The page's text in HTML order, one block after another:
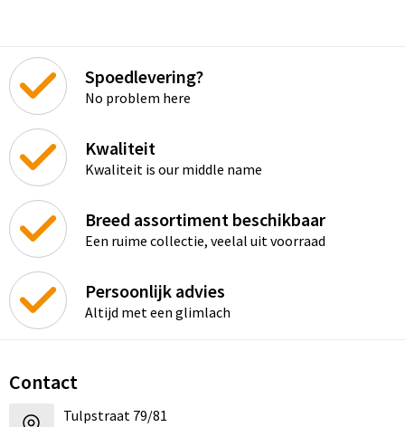
Spoedlevering?
No problem here
Kwaliteit
Kwaliteit is our middle name
Breed assortiment beschikbaar
Een ruime collectie, veelal uit voorraad
Persoonlijk advies
Altijd met een glimlach
Contact
Tulpstraat 79/81